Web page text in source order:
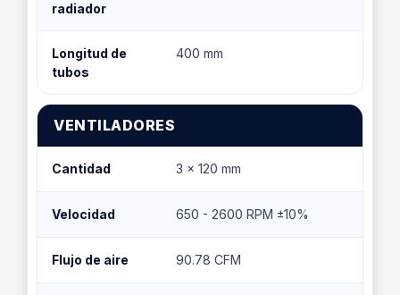
radiador
Longitud de
tubos
400 mm
VENTILADORES
Cantidad 3 x 120 mm
Velocidad 650 - 2600 RPM ±10%
Flujo de aire 90.78 CFM